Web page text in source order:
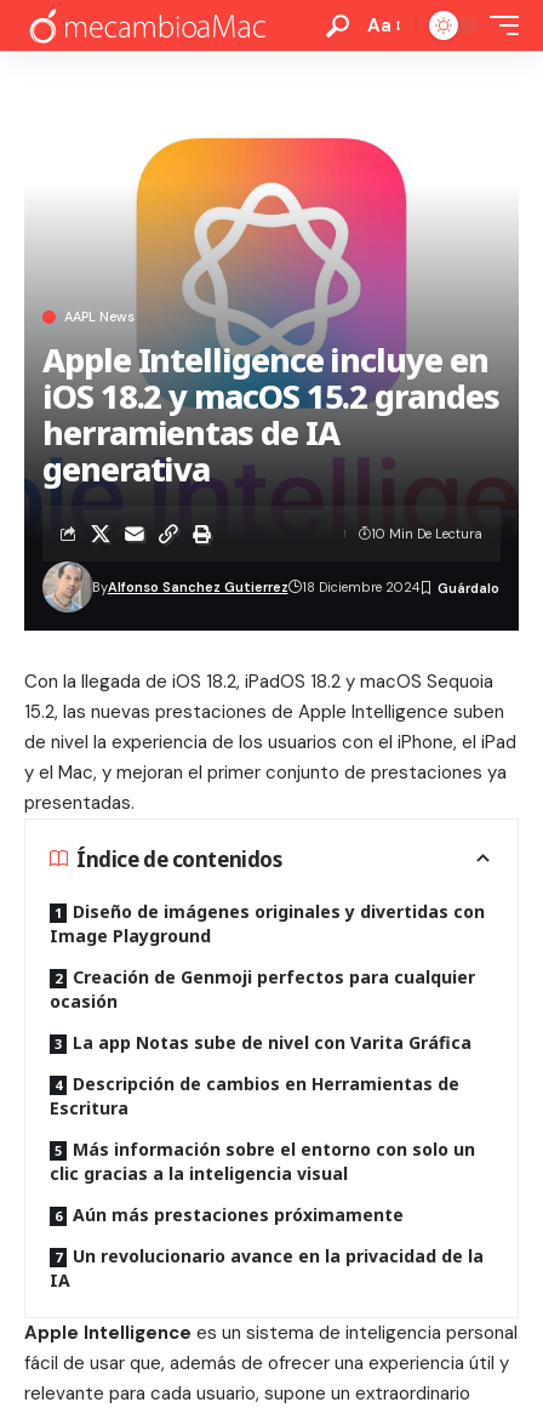
Aa
AAPL News
Apple Intelligence incluye en
iOS 18.2 y macOS 15.2 grandes
herramientas de IA
generativa
ByAlfonso Sanchez Gutierrez 18 Diciembre 2024
10 Min De Lectura
Con la llegada de iOS 18.2, iPadOS 18.2 y macOS Sequoia
15.2, las nuevas prestaciones de Apple Intelligence suben
de nivel la experiencia de los usuarios con el iPhone, el iPad
y el Mac, y mejoran el primer conjunto de prestaciones ya
presentadas.
Índice de contenidos
Diseño de imágenes originales y divertidas con
Image Playground
Creación de Genmoji perfectos para cualquier
ocasión
La app Notas sube de nivel con Varita Gráfica
Descripción de cambios en Herramientas de
Escritura
Más información sobre el entorno con solo un
clic gracias a la inteligencia visual
Aún más prestaciones próximamente
Un revolucionario avance en la privacidad de la
IA
Apple Intelligence es un sistema de inteligencia personal
fácil de usar que, además de ofrecer una experiencia útil y
relevante para cada usuario, supone un extraordinario